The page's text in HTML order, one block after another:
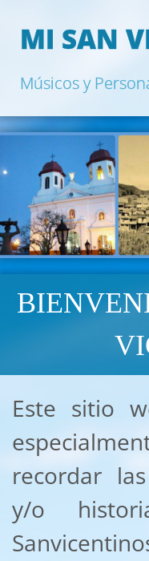
MI SAN
Músicos y
Este sitio
recordar
y/o